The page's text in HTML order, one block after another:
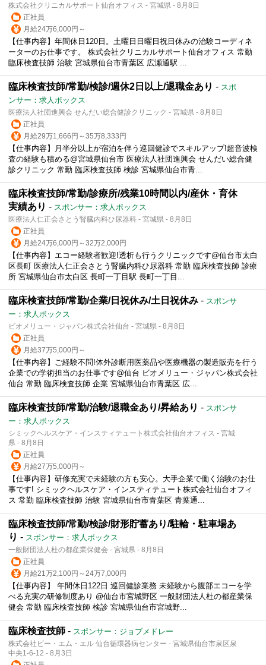
株式会社クリニカルサポート仙台オフィス - 宮城県 - 8月8日
正社員
月給24万6,000円～
【仕事内容】年間休日120日。土曜日日曜日祝日休みの治験コーディネ
ーターのお仕事です。 株式会社クリニカルサポート仙台オフィス 常勤
臨床検査技師 治験 宮城県仙台市青葉区 広瀬通駅 ...
臨床検査技師/常勤/検診/週休2日以上/退職金あり - スポ
ンサー：求人ボックス
医療法人社団進興会 せんだい総合健診クリニック - 宮城県 - 8月8日
正社員
月給29万1,666円～35万8,333円
【仕事内容】月半分以上が宿泊を伴う巡回健診でスキルアップ!超音波検
査の経験も積める@宮城県仙台市 医療法人社団進興会 せんだい総合健
診クリニック 常勤 臨床検査技師 検診 宮城県仙台市青...
臨床検査技師/常勤/診療所/残業10時間以内/産休・育休
実績あり - スポンサー：求人ボックス
医療法人仁正会さとう腎臓内科ひ尿器科 - 宮城県 - 8月8日
正社員
月給24万6,000円～32万2,000円
【仕事内容】エコー経験者歓迎!透析も行うクリニックです@仙台市太白
区長町 医療法人仁正会さとう腎臓内科ひ尿器科 常勤 臨床検査技師 診療
所 宮城県仙台市太白区 長町一丁目駅 長町一丁目...
臨床検査技師/常勤/企業/日祝休み/土日祝休み - スポンサ
ー：求人ボックス
ビオメリュー・ジャパン株式会社仙台 - 宮城県 - 8月8日
正社員
月給37万5,000円～
【仕事内容】ご経験不問!体外診断用医薬品や医療機器の製造販売を行う
企業での学術担当のお仕事です@仙台 ビオメリュー・ジャパン株式会社
仙台 常勤 臨床検査技師 企業 宮城県仙台市青葉区 広...
臨床検査技師/常勤/治験/退職金あり/昇給あり - スポンサ
ー：求人ボックス
シミックヘルスケア・インスティテュート株式会社仙台オフィス - 宮城
県 - 8月8日
正社員
月給27万5,000円～
【仕事内容】研修充実で未経験の方も安心。大手企業で働く治験のお仕
事です! シミックヘルスケア・インスティテュート株式会社仙台オフィ
ス 常勤 臨床検査技師 治験 宮城県仙台市青葉区 青葉通...
臨床検査技師/常勤/検診/財形貯蓄あり/駐輪・駐車場あ
り - スポンサー：求人ボックス
一般財団法人杜の都産業保健会 - 宮城県 - 8月8日
正社員
月給21万2,100円～24万7,000円
【仕事内容】 年間休日122日 巡回健診業務 未経験から腹部エコーを学
べる充実の研修制度あり @仙台市宮城野区 一般財団法人杜の都産業保
健会 常勤 臨床検査技師 検診 宮城県仙台市宮城野...
臨床検査技師 - スポンサー：ジョブメドレー
株式会社ビー・エム・エル 仙台循環器病センター - 宮城県仙台市泉区泉
中央1-6-12 - 8月3日